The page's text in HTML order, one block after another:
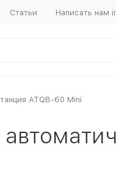
Статьи Написать нам
ATQB-60 Mini